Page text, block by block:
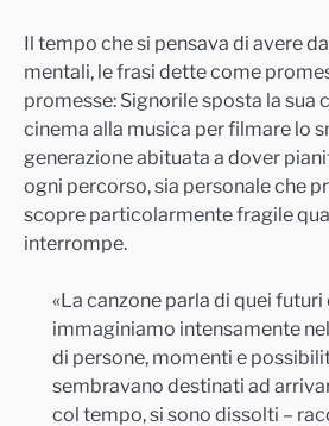
Il tempo che si pensava di avere
mentali, le frasi dette come
promesse: Signorile sposta la sua
cinema alla musica per filmare lo
generazione abituata a dover
ogni percorso, sia personale che
scopre particolarmente fragile
interrompe.
«La canzone parla di quei futuri
immaginiamo intensamente
di persone, momenti e
sembravano destinati ad
col tempo, si sono dissolti –